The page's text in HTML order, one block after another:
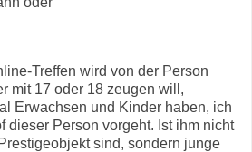
Treffen wird von der Person
mit 17 oder 18 zeugen will,
Erwachsen und Kinder haben, ich
dieser Person vorgeht. Ist ihm nicht
sind, sondern junge